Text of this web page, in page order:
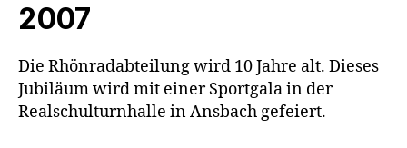
2007
Die Rhönradabteilung wird 10 Jahre alt. Dieses
Jubiläum wird mit einer Sportgala in der
Realschulturnhalle in Ansbach gefeiert.